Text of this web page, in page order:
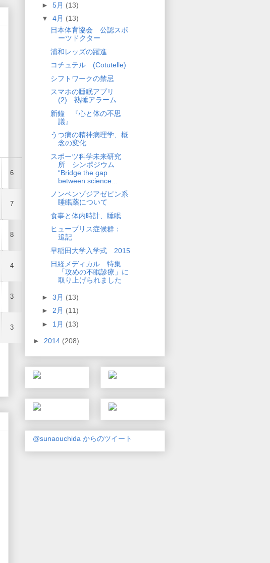
6
7
8
4
3
3
► 5月 (13)
▼ 4月 (13)
日本体育協会 公認スポ
ーツドクター
浦和レッズの躍進
コチュテル (Cotutelle)
シフトワークの禁忌
スマホの睡眠アプリ
(2) 熟睡アラーム
新鐘 『心と体の不思
議』
うつ病の精神病理学、概
念の変化
スポーツ科学未来研究
所 シンポジウム
“Bridge the gap
between science...
ノンベンゾジアゼピン系
睡眠薬について
食事と体内時計、睡眠
ヒューブリス症候群：
追記
早稲田大学入学式 2015
日経メディカル 特集
「攻めの不眠診療」に
取り上げられました
► 3月 (13)
► 2月 (11)
► 1月 (13)
► 2014 (208)
@sunaouchida からのツイート